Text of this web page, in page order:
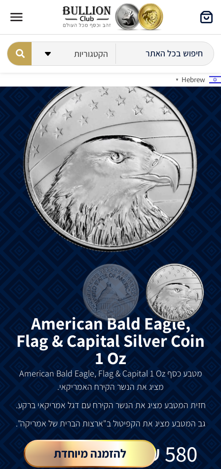
Hebrew
▼
American Bald Eagle,
Flag & Capital Silver Coin
1 Oz
מטבעכסף American Bald Eagle, Flag & Capital 1 Oz
מציג את הנשר הקירח האמריקאי.
חזית המטבע מציג את הנשר הקירח עם דגל אמריקאי ברקע.
גב המטבע מציג את הקפיטולב"ארצות הברית של אמריקה".
580
₪ להזמנה מיוחדת